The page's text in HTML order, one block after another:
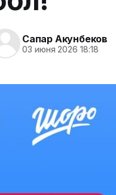
Сапар Акунбеков
03 июня 2026 18:18